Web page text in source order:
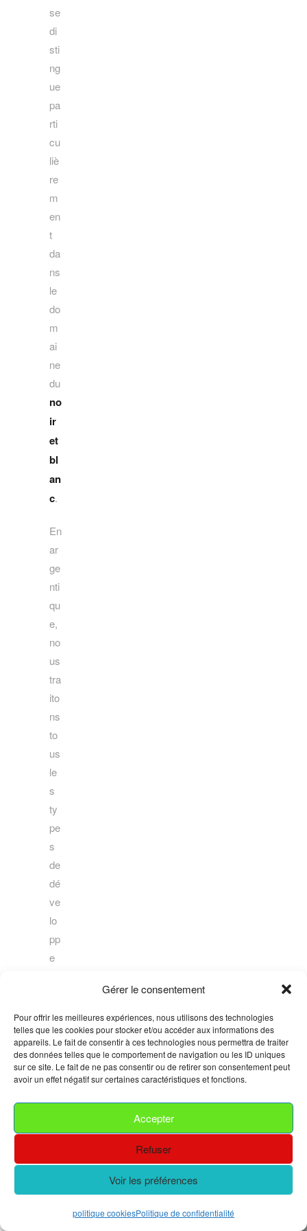
Gérer le consentement
Pour offrir les meilleures expériences, nous utilisons des technologies
telles que les cookies pour stocker et/ou accéder aux informations des
appareils. Le fait de consentir à ces technologies nous permettra de traiter
des données telles que le comportement de navigation ou les ID uniques
sur ce site. Le fait de ne pas consentir ou de retirer son consentement peut
avoir un effet négatif sur certaines caractéristiques et fonctions.
Accepter
Refuser
Voir les préférences
politique cookiesPolitique de confidentialité
se
di
sti
ng
ue
pa
rti
cu
liè
re
m
en
t
da
ns
le
do
m
ai
ne
du
no
ir
et
bl
an
c.
En
ar
ge
nti
qu
e,
no
us
tra
ito
ns
to
us
le
s
ty
pe
s
de
dé
ve
lo
pp
e
t
de
fil
m
s,
qu
ag
se